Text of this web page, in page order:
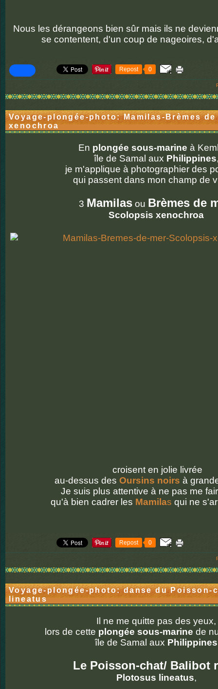
Nous les dérangeons bien sûr mais ils ne
se contentent, d'un coup de nageoires,
Repost 0
Voyage-plongée-photo: Mamilas-Brèmes
xenochroa
En plongée sous-marine à
île de Samal aux Philippines
je m'applique à photographier des
qui passent dans mon champ de
3 Mamilas ou Brèmes de
Scolopsis xenochroa
croisent en jolie livrée
au-dessus des Oursins noirs à
Je suis plus attentive à ne pas me
qu'à bien cadrer les Mamilas qui ne
Repost 0
Voyage-plongée-photo: danse du Poisson-
lineatus
Il ne me quitte pas des yeux,
lors de cette plongée sous-marine de
île de Samal aux Philippines
Le Poisson-chat/ Balibot
Plotosus lineatus,